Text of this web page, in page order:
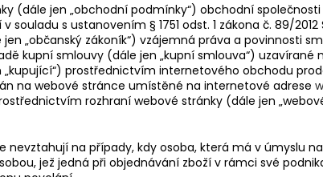
(dále jen „obchodní podmínky“) obchodní
souladu s ustanovením § 1751 odst. 1 zákona č. 89/
„občanský zákoník“) vzájemná práva a povinnosti
kupní smlouvy (dále jen „kupní smlouva“) uzavírané
prostřednictvím internetového obchodu
na webové stránce umístěné na internetové adrese
rozhraní webové stránky (dále jen
nevztahují na případy, kdy osoba, která má v úmyslu
jež jedná při objednávání zboží v rámci své